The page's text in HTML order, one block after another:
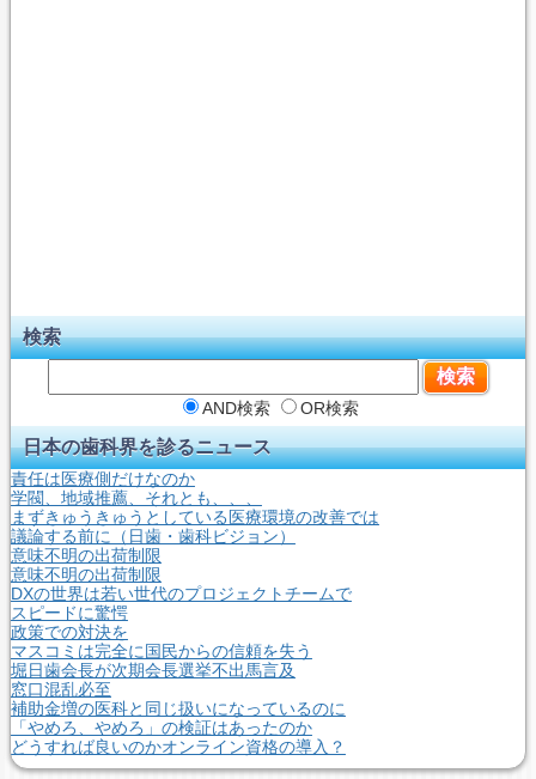
検索
AND検索 OR検索
日本の歯科界を診るニュース
責任は医療側だけなのか
学閥、地域推薦、それとも、、、
まずきゅうきゅうとしている医療環境の改善では
議論する前に（日歯・歯科ビジョン）
意味不明の出荷制限
意味不明の出荷制限
DXの世界は若い世代のプロジェクトチームで
スピードに驚愕
政策での対決を
マスコミは完全に国民からの信頼を失う
堀日歯会長が次期会長選挙不出馬言及
窓口混乱必至
補助金増の医科と同じ扱いになっているのに
「やめろ、やめろ」の検証はあったのか
どうすれば良いのかオンライン資格の導入？